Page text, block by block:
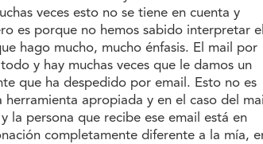
veces esto no se tiene en cuenta y
es porque no hemos sabido interpretar el
hago mucho, mucho énfasis. El mail por
y hay muchas veces que le damos un
que ha despedido por email. Esto no es
apropiada y en el caso del mail
la persona que recibe ese email está en
completamente diferente a la mía,